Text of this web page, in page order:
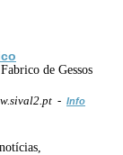
de Gessos
- Info